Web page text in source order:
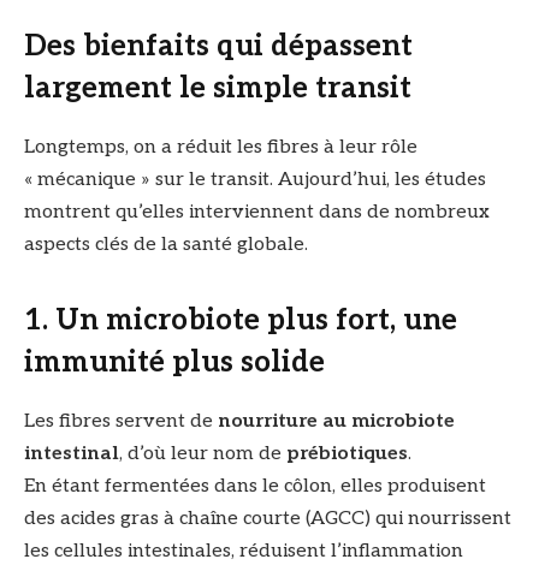
Des bienfaits qui dépassent
largement le simple transit
Longtemps, on a réduit les fibres à leur rôle
« mécanique » sur le transit. Aujourd’hui, les études
montrent qu’elles interviennent dans de nombreux
aspects clés de la santé globale.
1. Un microbiote plus fort, une
immunité plus solide
Les fibres servent de nourriture au microbiote
intestinal, d’où leur nom de prébiotiques.
En étant fermentées dans le côlon, elles produisent
des acides gras à chaîne courte (AGCC) qui nourrissent
les cellules intestinales, réduisent l’inflammation